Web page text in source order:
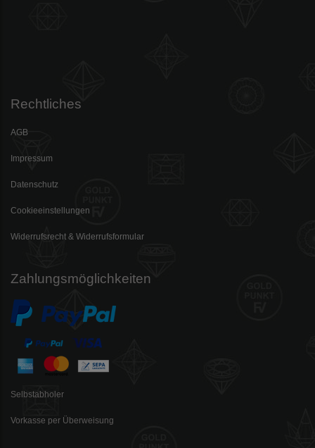
Rechtliches
AGB
Impressum
Datenschutz
Cookieeinstellungen
Widerrufsrecht & Widerrufsformular
Zahlungsmöglichkeiten
Selbstabholer
Vorkasse per Überweisung